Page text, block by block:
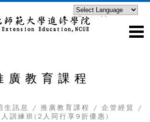
Powered by
廣教育課程
生訊息 / 推廣教育課程 / 企管經貿
/
訓練班(2人同行享9折優惠)